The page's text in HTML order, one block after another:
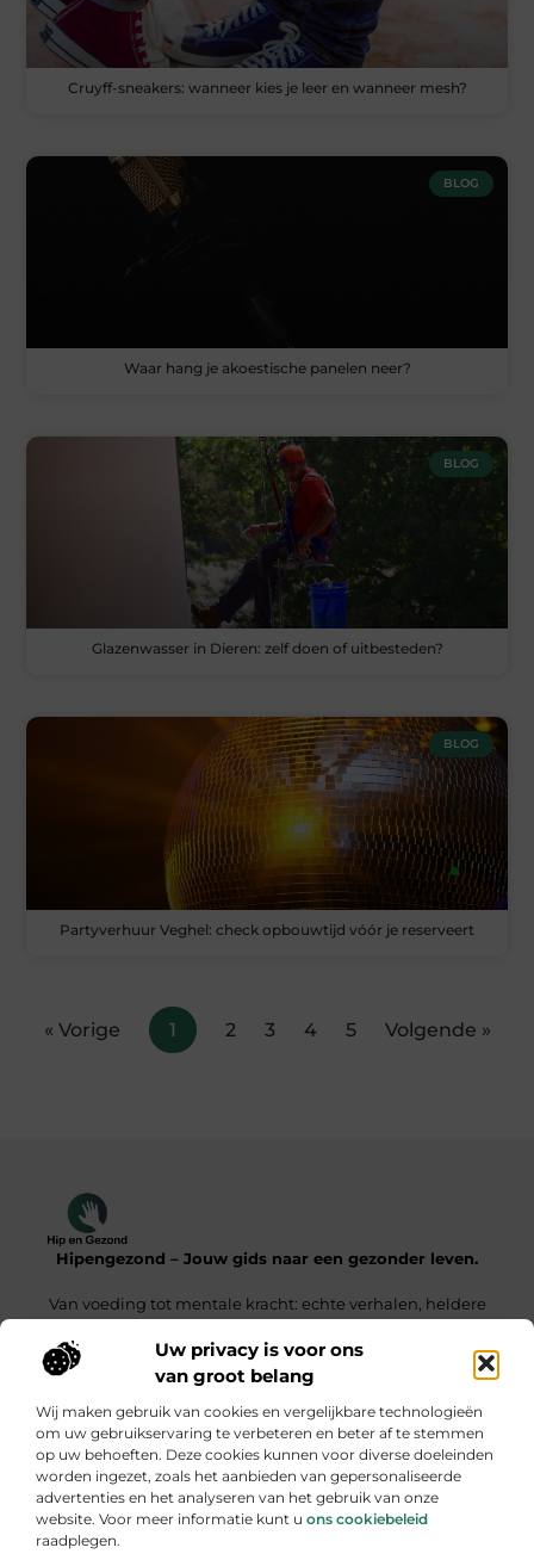
Uw privacy is voor ons
van groot belang
Wij maken gebruik van cookies en vergelijkbare technologieën
om uw gebruikservaring te verbeteren en beter af te stemmen
op uw behoeften. Deze cookies kunnen voor diverse doeleinden
worden ingezet, zoals het aanbieden van gepersonaliseerde
advertenties en het analyseren van het gebruik van onze
website. Voor meer informatie kunt u ons cookiebeleid
raadplegen.
Cruyff-sneakers: wanneer kies je leer en wanneer mesh?
BLOG
Waar hang je akoestische panelen neer?
BLOG
Glazenwasser in Dieren: zelf doen of uitbesteden?
BLOG
Partyverhuur Veghel: check opbouwtijd vóór je reserveert
« Vorige 1 2 3 4 5 Volgende »
Hipengezond – Jouw gids naar een gezonder leven.
Van voeding tot mentale kracht: echte verhalen, heldere
Onze informatie
Bericht categorie